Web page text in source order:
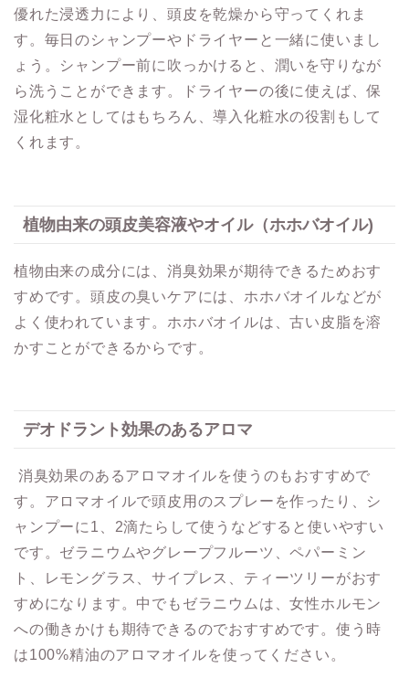
優れた浸透力により、頭皮を乾燥から守ってくれま
す。毎日のシャンプーやドライヤーと一緒に使いまし
ょう。シャンプー前に吹っかけると、潤いを守りなが
ら洗うことができます。ドライヤーの後に使えば、保
湿化粧水としてはもちろん、導入化粧水の役割もして
くれます。
植物由来の頭皮美容液やオイル（ホホバオイル)
植物由来の成分には、消臭効果が期待できるためおす
すめです。頭皮の臭いケアには、ホホバオイルなどが
よく使われています。ホホバオイルは、古い皮脂を溶
かすことができるからです。
デオドラント効果のあるアロマ
消臭効果のあるアロマオイルを使うのもおすすめで
す。アロマオイルで頭皮用のスプレーを作ったり、シ
ャンプーに1、2滴たらして使うなどすると使いやすい
です。ゼラニウムやグレープフルーツ、ペパーミン
ト、レモングラス、サイプレス、ティーツリーがおす
すめになります。中でもゼラニウムは、女性ホルモン
への働きかけも期待できるのでおすすめです。使う時
は100%精油のアロマオイルを使ってください。